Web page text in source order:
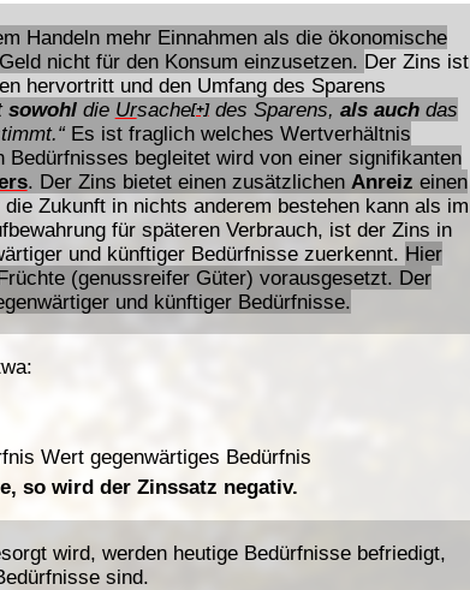
Handeln mehr Einnahmen als die ökonomische
nicht für den Konsum einzusetzen. Der Zins ist
hervortritt und den Umfang des Sparens
sowohldie Ursache[+]des Sparens, als auchdas
Es ist fraglich welches Wertverhältnis
begleitet wird von einer signifikanten
. Der Zins bietet einen zusätzlichen Anreiz einen
Zukunft in nichts anderem bestehen kann als im
für späteren Verbrauch, ist der Zins in
und künftiger Bedürfnisse zuerkennt. Hier
(genussreifer Güter) vorausgesetzt. Der
und künftiger Bedürfnisse.
Wert gegenwärtiges Bedürfnis
so wird der Zinssatz negativ.
wird, werden heutige Bedürfnisse befriedigt,
sind.